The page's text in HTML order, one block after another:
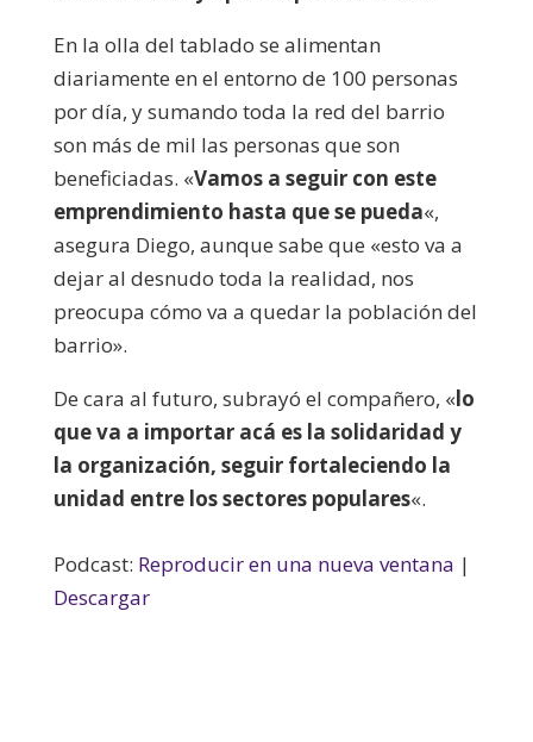
En la olla del tablado se alimentan
diariamente en el entorno de 100 personas
por día, y sumando toda la red del barrio
son más de mil las personas que son
beneficiadas. «Vamos a seguir con este
emprendimiento hasta que se pueda«,
asegura Diego, aunque sabe que «esto va a
dejar al desnudo toda la realidad, nos
preocupa cómo va a quedar la población del
barrio».
De cara al futuro, subrayó el compañero, «lo
que va a importar acá es la solidaridad y
la organización, seguir fortaleciendo la
unidad entre los sectores populares«.
Podcast: Reproducir en una nueva ventana |
Descargar